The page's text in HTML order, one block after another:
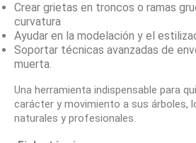
Crear grietas en troncos o ramas
curvatura
Ayudar en la modelación y el
Soportar técnicas avanzadas de
muerta.
Una herramienta indispensable para
carácter y movimiento a sus árboles,
naturales y profesionales.